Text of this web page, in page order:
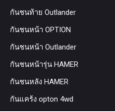
กันชนท้าย Outlander
กันชนหน้า OPTION
กันชนหน้า Outlander
กันชนหน้ารุ่น HAMER
กันชนหลัง HAMER
กันแคร้ง opton 4wd